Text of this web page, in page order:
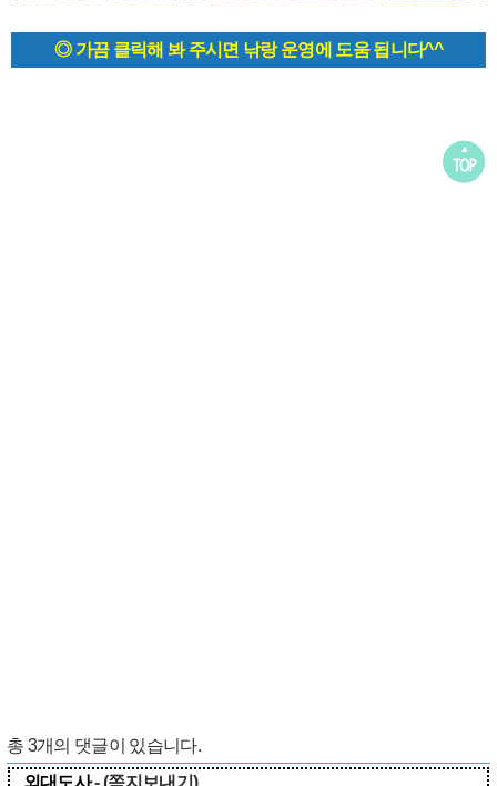
◎ 가끔 클릭해 봐 주시면 낚랑 운영에 도움 됩니다^^
총 3개의 댓글이 있습니다.
외대도사- (쪽지보내기)